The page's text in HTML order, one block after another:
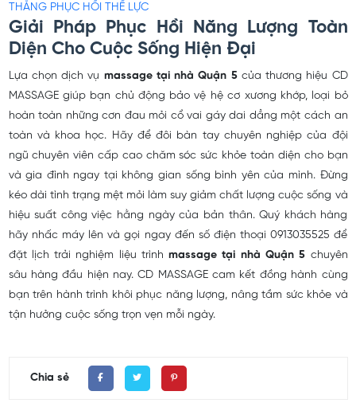
THẲNG PHỤC HỒI THỂ LỰC
Giải Pháp Phục Hồi Năng Lượng Toàn
Diện Cho Cuộc Sống Hiện Đại
Lựa chọn dịch vụ massage tại nhà Quận 5của thương hiệu CD
MASSAGE giúp bạn chủ động bảo vệ hệ cơ xương khớp, loại bỏ
hoàn toàn những cơn đau mỏi cổ vai gáy dai dẳng một cách an
toàn và khoa học. Hãy để đôi bàn tay chuyên nghiệp của đội
ngũ chuyên viên cấp cao chăm sóc sức khỏe toàn diện cho bạn
và gia đình ngay tại không gian sống bình yên của mình. Đừng
kéo dài tình trạng mệt mỏi làm suy giảm chất lượng cuộc sống và
hiệu suất công việc hằng ngày của bản thân. Quý khách hàng
hãy nhấc máy lên và gọi ngay đến số điện thoại 0913035525 để
đặt lịch trải nghiệm liệu trìnhmassage tại nhà Quận 5 chuyên
sâu hàng đầu hiện nay. CD MASSAGE cam kết đồng hành cùng
bạn trên hành trình khôi phục năng lượng, nâng tầm sức khỏe và
tận hưởng cuộc sống trọn vẹn mỗi ngày.
Chia sẻ